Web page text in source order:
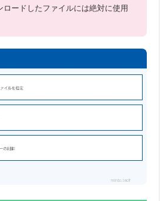
ロードしたファイルには絶対に使用